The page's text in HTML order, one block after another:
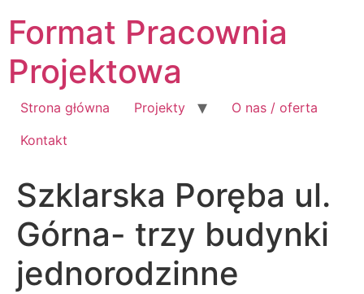
do
treści
Format Pracownia
Projektowa
Strona główna Projekty
O nas / oferta
Kontakt
Szklarska Poręba ul.
Górna- trzy budynki
jednorodzinne